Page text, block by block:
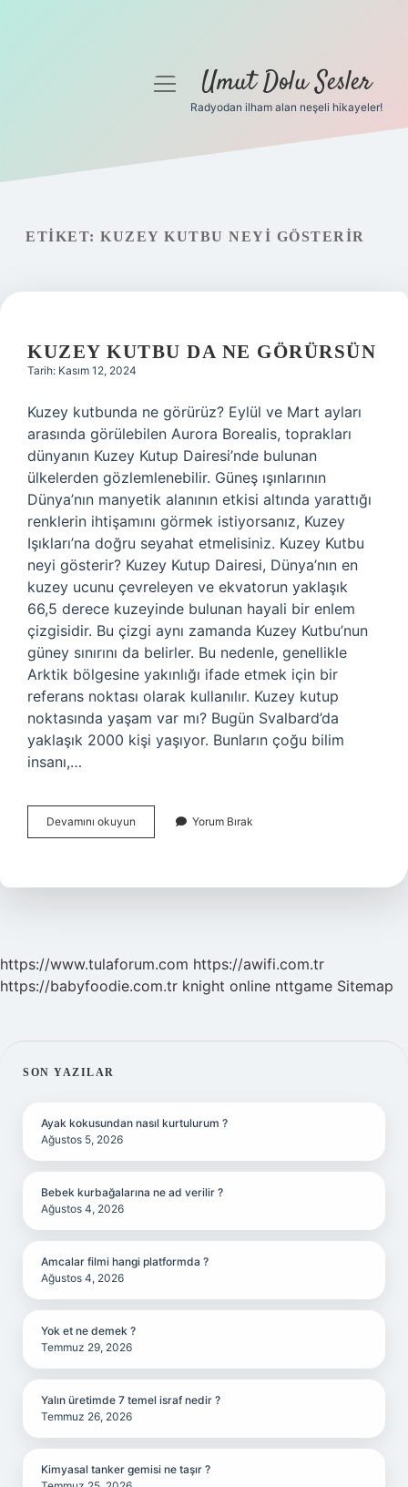
Gizlilik Politikası
menüyüUmut Dolu Sesler
Radyodan ilham alan neşeli hikayeler!
ETIKET: KUZEY KUTBU NEYI GÖSTERIR
KUZEY KUTBU DA NE GÖRÜRSÜN
Tarih: Kasım 12, 2024
Kuzey kutbunda ne görürüz? Eylül ve Mart ayları
arasında görülebilen Aurora Borealis, toprakları
dünyanın Kuzey Kutup Dairesi’nde bulunan
ülkelerden gözlemlenebilir. Güneş ışınlarının
Dünya’nın manyetik alanının etkisi altında yarattığı
renklerin ihtişamını görmek istiyorsanız, Kuzey
Işıkları’na doğru seyahat etmelisiniz. Kuzey Kutbu
neyi gösterir? Kuzey Kutup Dairesi, Dünya’nın en
kuzey ucunu çevreleyen ve ekvatorun yaklaşık
66,5 derece kuzeyinde bulunan hayali bir enlem
çizgisidir. Bu çizgi aynı zamanda Kuzey Kutbu’nun
güney sınırını da belirler. Bu nedenle, genellikle
Arktik bölgesine yakınlığı ifade etmek için bir
referans noktası olarak kullanılır. Kuzey kutup
noktasında yaşam var mı? Bugün Svalbard’da
yaklaşık 2000 kişi yaşıyor. Bunların çoğu bilim
insanı,…
Devamını okuyun
Kutbu
Görürsün
Yorum Bırak
https://www.tulaforum.com https://awifi.com.tr
https://babyfoodie.com.tr knight online nttgame Sitemap
SIDEBAR
SON YAZILAR
Ayak kokusundan nasıl kurtulurum ?
Ağustos 5, 2026
Bebek kurbağalarına ne ad verilir ?
Ağustos 4, 2026
Amcalar filmi hangi platformda ?
Ağustos 4, 2026
Yok et ne demek ?
Temmuz 29, 2026
Yalın üretimde 7 temel israf nedir ?
Temmuz 26, 2026
Kimyasal tanker gemisi ne taşır ?